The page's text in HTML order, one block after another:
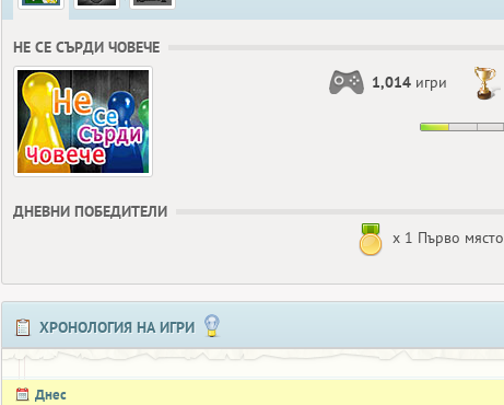
НЕ СЕ СЪРДИ ЧОВЕЧЕ
1,014 игри
ДНЕВНИ ПОБЕДИТЕЛИ
x 1 Първо място
ХРОНОЛОГИЯ НА ИГРИ
Днес